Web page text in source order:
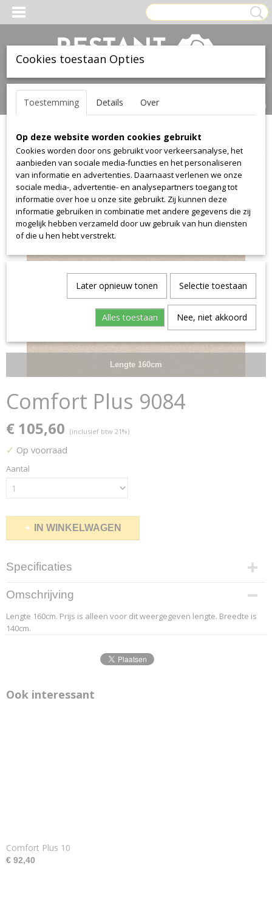
Inloggen Registreren
(0)
Home >Stof>Gabriel>Comfort Plus>Comfort Plus 9084
Lengte 160cm
Comfort Plus 9084
€ 105,60 (inclusief btw 21%)
✓ Op voorraad
Aantal
IN WINKELWAGEN
Specificaties
Productcode leverancier
3.1
Afmetingen (l,b,h)
160 x 140 x 0 cm
Omschrijving
Lengte 160cm. Prijs is alleen voor dit weergegeven lengte. Breedte is
140cm.
Ook interessant
Comfort Plus 10
€ 92,40
Cookies toestaan Opties
Toestemming Details Over
Op deze website worden cookies gebruikt
Cookies worden door ons gebruikt voor verkeersanalyse, het
aanbieden van sociale media-functies en het personaliseren
van informatie en advertenties. Daarnaast verlenen we onze
sociale media-, advertentie- en analysepartners toegang tot
informatie over hoe u onze site gebruikt. Zij kunnen deze
informatie gebruiken in combinatie met andere gegevens die zij
mogelijk hebben verzameld door uw gebruik van hun diensten
of die u hen hebt verstrekt.
Later opnieuw tonen Selectie toestaan
Alles toestaan Nee, niet akkoord